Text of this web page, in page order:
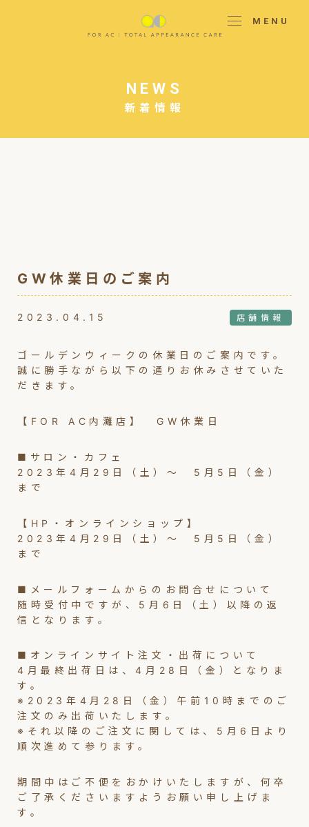
MENU
新着情報
NEWS
GW休業日のご案内
2023.04.15 店舗情報
ゴールデンウィークの休業日のご案内です。
誠に勝手ながら以下の通りお休みさせていた
だきます。
【FOR AC内灘店】 GW休業日
■サロン・カフェ
2023年4月29日（土）〜 5月5日（金）
まで
【HP・オンラインショップ】
2023年4月29日（土）〜 5月5日（金）
まで
■メールフォームからのお問合せについて
随時受付中ですが、5月6日（土）以降の返
信となります。
■オンラインサイト注文・出荷について
4月最終出荷日は、4月28日（金）となりま
す。
※2023年4月28日（金）午前10時までのご
注文のみ出荷いたします。
※それ以降のご注文に関しては、5月6日より
順次進めて参ります。
期間中はご不便をおかけいたしますが、何卒
ご了承くださいますようお願い申し上げま
す。